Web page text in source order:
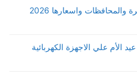
اجمل أماكن خروجة العيد في القاهرة والمحافظات واسعارها 2026
كارفور مارس 2026 في عيد الأم علي الاجهزة الكهربائية